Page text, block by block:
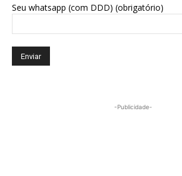
Seu whatsapp (com DDD) (obrigatório)
-Publicidade-